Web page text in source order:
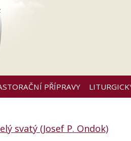
PŘÍPRAVY
svatý (Josef P. Ondok)